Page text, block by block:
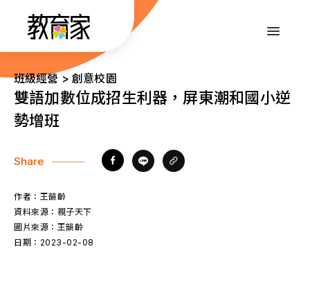
內
::: 班級經營 > 創意校園
雙語加數位成招生利器，屏東潮和國小逆
勢增班
Share
作者： 王韻齡
資料來源： 親子天下
圖片來源： 王韻齡
日期： 2023-02-08